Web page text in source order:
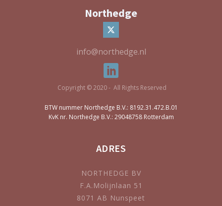
Northedge
info@northedge.nl
Copyright © 2020 - All Rights Reserved
BTW nummer Northedge B.V.: 8192.31.472.B.01
KvK nr. Northedge B.V.: 29048758 Rotterdam
ADRES
NORTHEDGE BV
F.A.Molijnlaan 51
8071 AB Nunspeet